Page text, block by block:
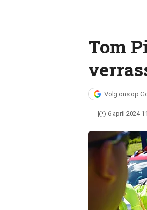
Tom
Volg ons op
6 april 2024